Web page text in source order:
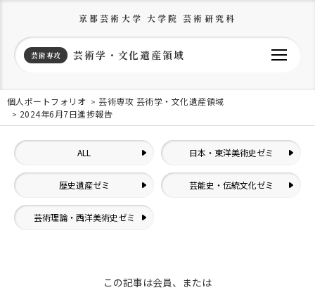
京都芸術大学 大学院 芸術研究科
芸術専攻 芸術学・文化遺産領域
個人ポートフォリオ
芸術専攻 芸術学・文化遺産領域
2024年6月7日進捗報告
ALL 日本・東洋美術史ゼミ
歴史遺産ゼミ 芸能史・伝統文化ゼミ
芸術理論・西洋美術史ゼミ
この記事は会員、または